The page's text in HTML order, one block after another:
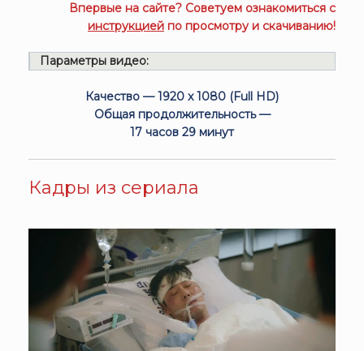
Впервые на сайте? Советуем ознакомиться с
инструкцией по просмотру и скачиванию!
Параметры видео:
Качество — 1920 x 1080 (Full HD)
Общая продолжительность —
17 часов 29 минут
Кадры из сериала